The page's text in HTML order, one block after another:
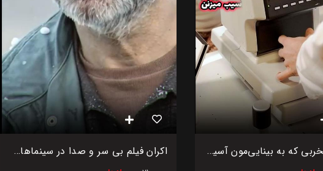
۴ عادت مخربی که به بینایی‌مون آسیب می‌زنن اکران فیلم بی سر و صدا در سینماهای کشور